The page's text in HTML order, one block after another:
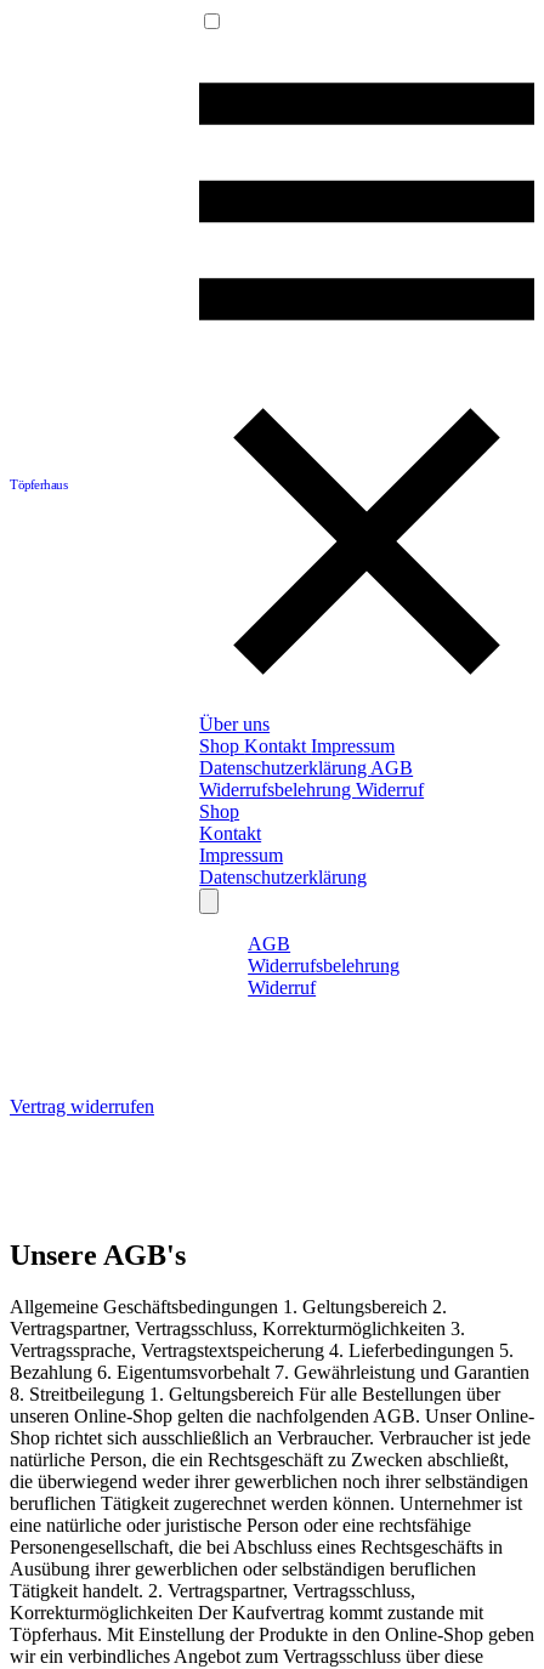
Töpferhaus
Über uns
ShopKontaktImpressum
Datenschutzerklärung AGB
WiderrufsbelehrungWiderruf
Shop
Kontakt
Impressum
Datenschutzerklärung
AGB
Widerrufsbelehrung
Widerruf
Vertrag widerrufen
Unsere AGB's
Allgemeine Geschäftsbedingungen 1. Geltungsbereich 2.
Vertragspartner, Vertragsschluss, Korrekturmöglichkeiten 3.
Vertragssprache, Vertragstextspeicherung 4. Lieferbedingungen 5.
Bezahlung 6. Eigentumsvorbehalt 7. Gewährleistung und Garantien
8. Streitbeilegung 1. Geltungsbereich Für alle Bestellungen über
unseren Online-Shop gelten die nachfolgenden AGB. Unser Online-
Shop richtet sich ausschließlich an Verbraucher. Verbraucher ist jede
natürliche Person, die ein Rechtsgeschäft zu Zwecken abschließt,
die überwiegend weder ihrer gewerblichen noch ihrer selbständigen
beruflichen Tätigkeit zugerechnet werden können. Unternehmer ist
eine natürliche oder juristische Person oder eine rechtsfähige
Personengesellschaft, die bei Abschluss eines Rechtsgeschäfts in
Ausübung ihrer gewerblichen oder selbständigen beruflichen
Tätigkeit handelt. 2. Vertragspartner, Vertragsschluss,
Korrekturmöglichkeiten Der Kaufvertrag kommt zustande mit
Töpferhaus. Mit Einstellung der Produkte in den Online-Shop geben
wir ein verbindliches Angebot zum Vertragsschluss über diese